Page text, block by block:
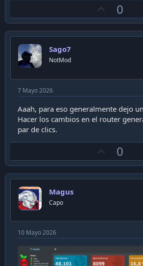
p
v
0
Sago7
NotMod
7 Mayo 2026
Aaah, para eso generalmente dejo
Hacer los cambios en el router
par de clics.
p
v
0
Magus
Capo
10 Mayo 2026